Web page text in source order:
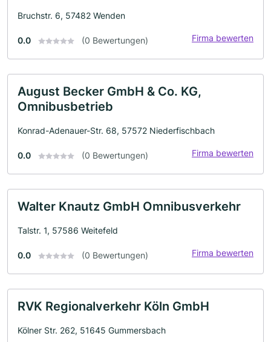
Bruchstr. 6, 57482 Wenden
0.0 (0 Bewertungen) Firma bewerten
August Becker GmbH & Co. KG,
Omnibusbetrieb
Konrad-Adenauer-Str. 68, 57572 Niederfischbach
0.0 (0 Bewertungen) Firma bewerten
Walter Knautz GmbH Omnibusverkehr
Talstr. 1, 57586 Weitefeld
0.0 (0 Bewertungen) Firma bewerten
RVK Regionalverkehr Köln GmbH
Kölner Str. 262, 51645 Gummersbach